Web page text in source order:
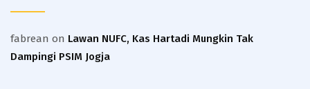
fabrean on Lawan NUFC, Kas Hartadi Mungkin Tak
Dampingi PSIM Jogja